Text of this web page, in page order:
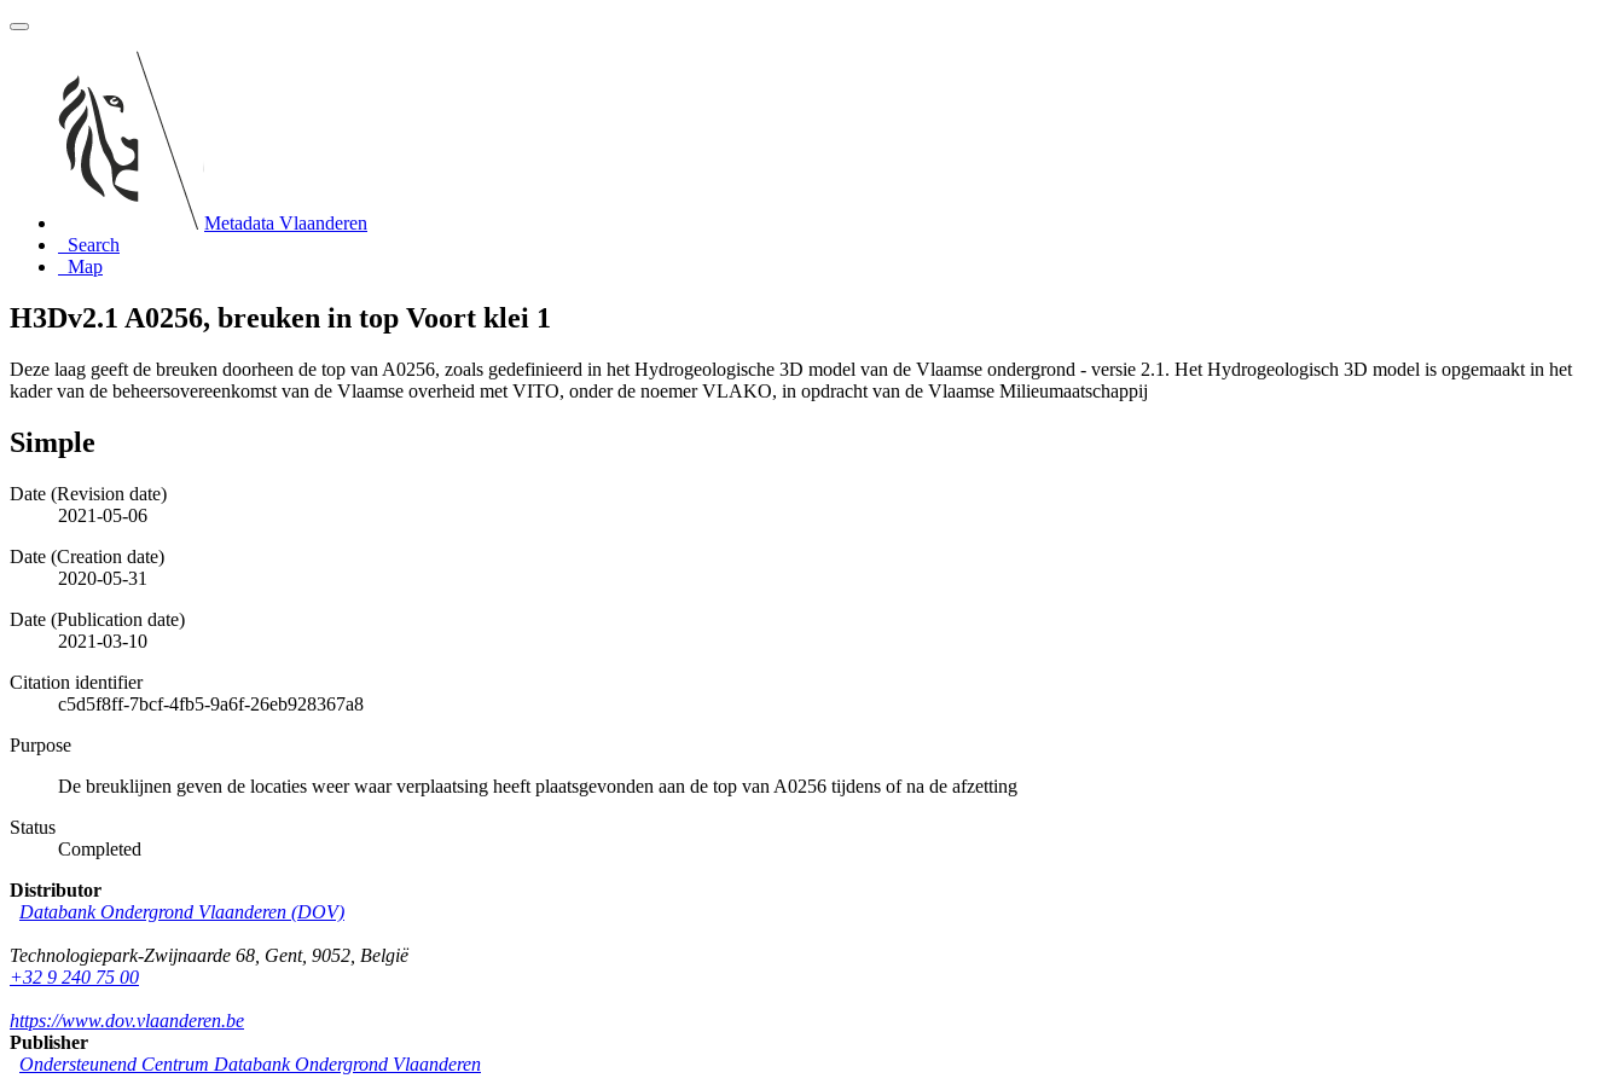
Metadata Vlaanderen
Search
Map
H3Dv2.1 A0256, breuken in top Voort klei 1
Deze laag geeft de breuken doorheen de top van A0256, zoals gedefinieerd in het Hydrogeologische 3D model van de Vlaamse ondergrond - versie 2.1. Het Hydrogeologisch 3D model is opgemaakt in het
kader van de beheersovereenkomst van de Vlaamse overheid met VITO, onder de noemer VLAKO, in opdracht van de Vlaamse Milieumaatschappij
Simple
Date (Revision date)
2021-05-06
Date (Creation date)
2020-05-31
Date (Publication date)
2021-03-10
Citation identifier
c5d5f8ff-7bcf-4fb5-9a6f-26eb928367a8
Purpose
De breuklijnen geven de locaties weer waar verplaatsing heeft plaatsgevonden aan de top van A0256 tijdens of na de afzetting
Status
Completed
Distributor
Databank Ondergrond Vlaanderen (DOV)
Technologiepark-Zwijnaarde 68 Gent, 9052 België
+32 9 240 75 00
https://www.dov.vlaanderen.be
Publisher
Ondersteunend Centrum Databank Ondergrond Vlaanderen